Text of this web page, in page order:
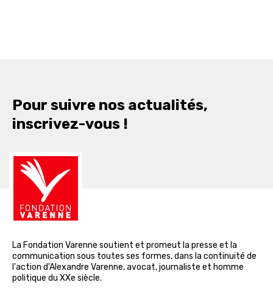
Pour suivre nos actualités,
inscrivez-vous !
La Fondation Varenne soutient et promeut la presse et la
communication sous toutes ses formes, dans la continuité de
l'action d'Alexandre Varenne, avocat, journaliste et homme
politique du XXe siècle.